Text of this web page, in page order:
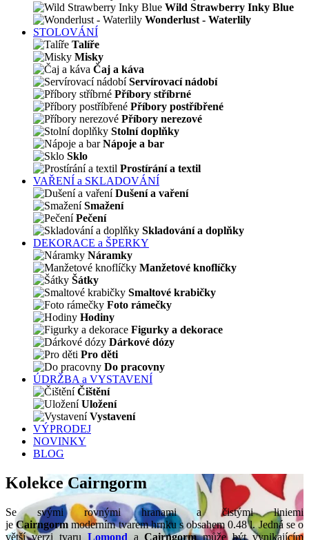
Wild Strawberry Inky Blue
Wonderlust - Waterlily
STOLOVÁNÍ
Talíře
Misky
Čaj a káva
Servírovací nádobí
Příbory stříbrné
Příbory postříbřené
Příbory nerezové
Stolní doplňky
Nápoje a bar
Sklo
Prostírání a textil
VAŘENÍ a SKLADOVÁNÍ
Dušení a vaření
Smažení
Pečení
Skladování a doplňky
DEKORACE a ŠPERKY
Náramky
Manžetové knoflíčky
Šátky
Smaltové krabičky
Foto rámečky
Hodiny
Figurky a dekorace
Dárkové dózy
Pro děti
Do pracovny
ÚDRŽBA a VYSTAVENÍ
Čištění
Uložení
Vystavení
VÝPRODEJ
NOVINKY
BLOG
Kolekce Cairngorm
Se svými rovnými hranami a čistými liniemi
jeCairngormmoderním tvarem hrnku s obsahem 0.48 l. Jedná se o
větší verzi tvaru Lomond aCairngormmůže být vynikajícím